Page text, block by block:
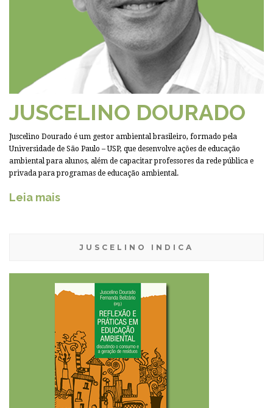
JUSCELINO DOURADO
Juscelino Dourado é um gestor ambiental brasileiro, formado pela
Universidade de São Paulo – USP, que desenvolve ações de educação
ambiental para alunos, além de capacitar professores da rede pública e
privada para programas de educação ambiental.
Leia mais
JUSCELINO INDICA